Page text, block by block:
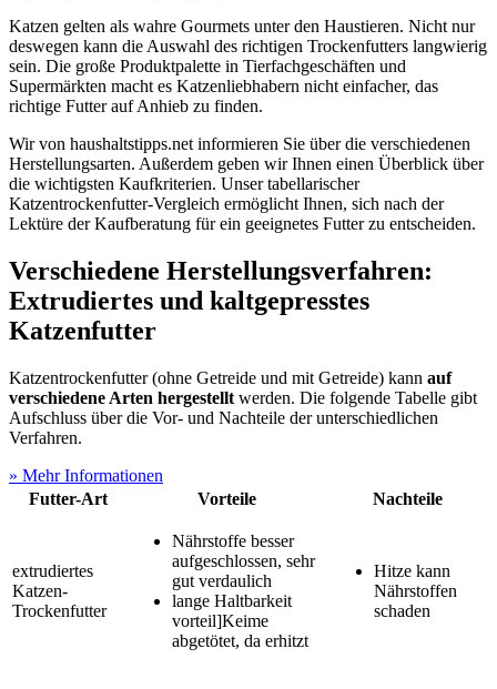
Katzen gelten als wahre Gourmets unter den Haustieren. Nicht nur
deswegen kann die Auswahl des richtigen Trockenfutters langwierig
sein. Die große Produktpalette in Tierfachgeschäften und
Supermärkten macht es Katzenliebhabern nicht einfacher, das
richtige Futter auf Anhieb zu finden.
Wir von haushaltstipps.net informieren Sie über die verschiedenen
Herstellungsarten. Außerdem geben wir Ihnen einen Überblick über
die wichtigsten Kaufkriterien. Unser tabellarischer
Katzentrockenfutter-Vergleich ermöglicht Ihnen, sich nach der
Lektüre der Kaufberatung für ein geeignetes Futter zu entscheiden.
Verschiedene Herstellungsverfahren:
Extrudiertes und kaltgepresstes
Katzenfutter
Katzentrockenfutter (ohne Getreide und mit Getreide) kann auf
verschiedene Arten hergestellt werden. Die folgende Tabelle gibt
Aufschluss über die Vor- und Nachteile der unterschiedlichen
Verfahren.
» Mehr Informationen
Futter-Art
Vorteile Nachteile
extrudiertes
Katzen-
Trockenfutter
Nährstoffe besser
aufgeschlossen, sehr
gut verdaulich
lange Haltbarkeit
vorteil]Keime
abgetötet, da erhitzt
Hitze kann
Nährstoffen
schaden